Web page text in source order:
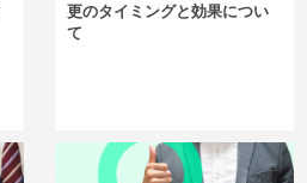
更のタイミングと効果につい
て